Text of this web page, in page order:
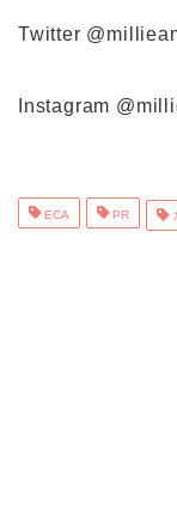
Twitter
Instagram
ECA PR